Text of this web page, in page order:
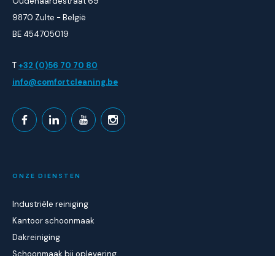
9870 Zulte - België
BE 454705019
T+32 (0)56 70 70 80
info@comfortcleaning.be
ONZE DIENSTEN
Industriële reiniging
Kantoor schoonmaak
Dakreiniging